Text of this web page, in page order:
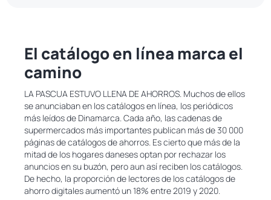
El catálogo en línea marca el
camino
LA PASCUA ESTUVO LLENA DE AHORROS. Muchos de ellos
se anunciaban en los catálogos en línea, los periódicos
más leídos de Dinamarca. Cada año, las cadenas de
supermercados más importantes publican más de 30 000
páginas de catálogos de ahorros. Es cierto que más de la
mitad de los hogares daneses optan por rechazar los
anuncios en su buzón, pero aun así reciben los catálogos.
De hecho, la proporción de lectores de los catálogos de
ahorro digitales aumentó un 18% entre 2019 y 2020.